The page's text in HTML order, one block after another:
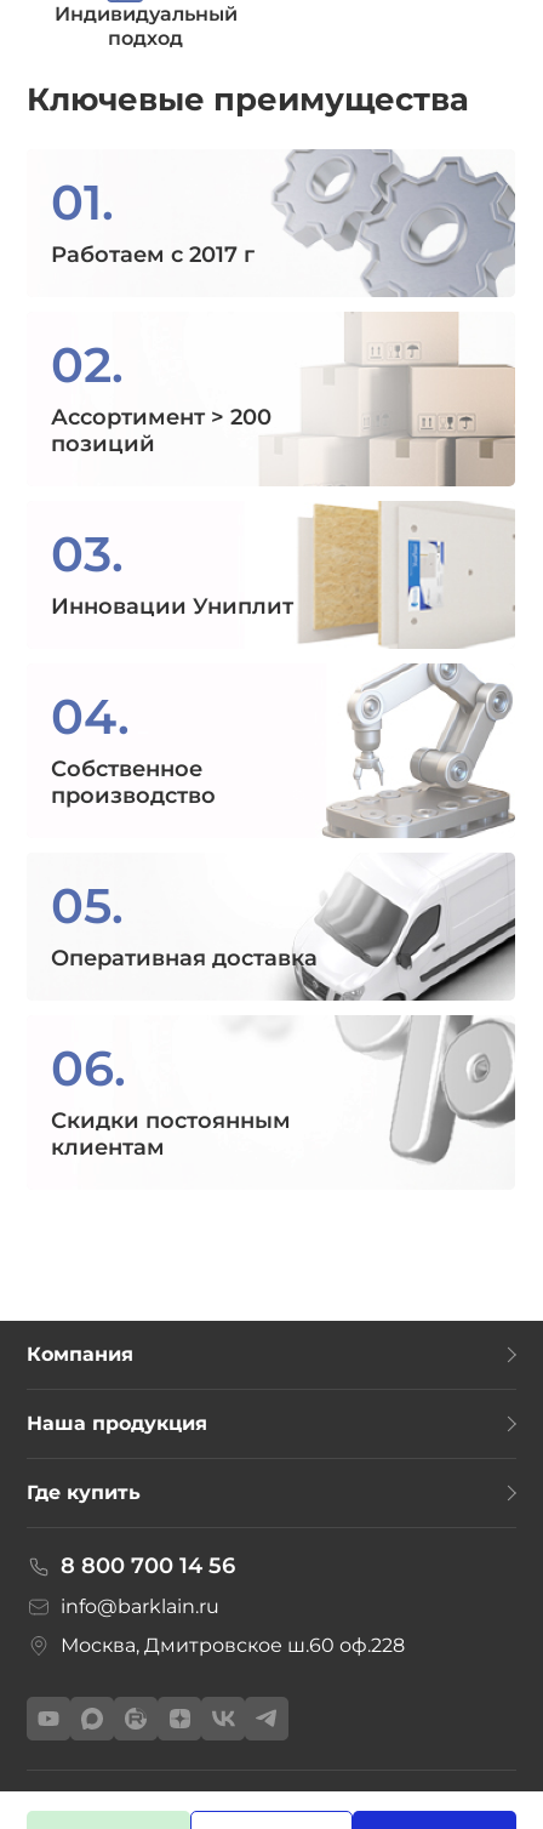
Индивидуальный
подход
Ключевые преимущества
01.
Работаем с 2017 г
02.
Ассортимент > 200
позиций
03.
Инновации Униплит
04.
Собственное
производство
05.
Оперативная доставка
06.
Скидки постоянным
клиентам
Компания
Наша продукция
Где купить
8 800 700 14 56
info@barklain.ru
Москва, Дмитровское ш.60 оф.228